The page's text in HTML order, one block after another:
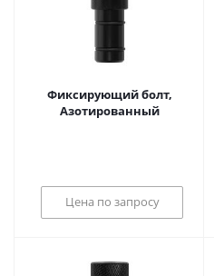
Фиксирующий болт,
Азотированный
Цена по запросу